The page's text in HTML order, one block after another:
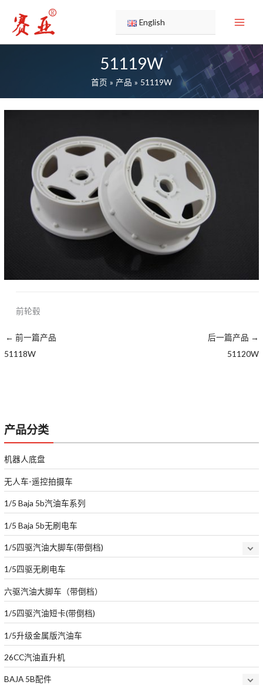
容
English
51119W
首页 产品 51119W
产品分类
机器人底盘
无人车-遥控拍摄车
1/5 Baja 5b汽油车系列
1/5 Baja 5b无刷电车
1/5四驱汽油大脚车(带倒档)
1/5四驱无刷电车
六驱汽油大脚车（带倒档）
1/5四驱汽油短卡(带倒档)
1/5升级金属版汽油车
26CC汽油直升机
BAJA 5B配件
前轮毂
← 前一篇产品
51118W
后一篇产品 →
51120W